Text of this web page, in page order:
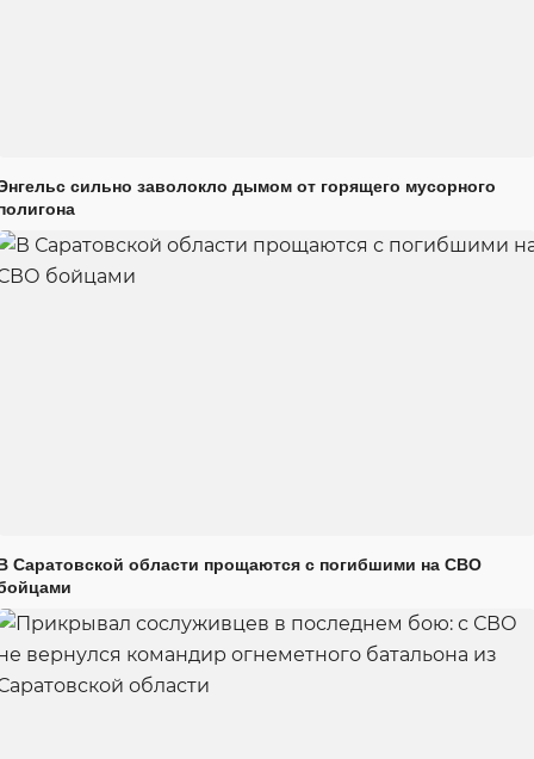
сильно заволокло дымом от горящего мусорного
Саратовской области прощаются с погибшими на СВО